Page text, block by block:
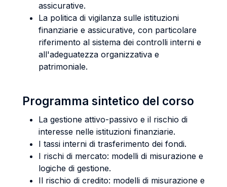
assicurative.
La politica di vigilanza sulle istituzioni
finanziarie e assicurative, con particolare
riferimento al sistema dei controlli interni e
all'adeguatezza organizzativa e
patrimoniale.
Programma sintetico del corso
La gestione attivo-passivo e il rischio di
interesse nelle istituzioni finanziarie.
I tassi interni di trasferimento dei fondi.
I rischi di mercato: modelli di misurazione e
logiche di gestione.
Il rischio di credito: modelli di misurazione e